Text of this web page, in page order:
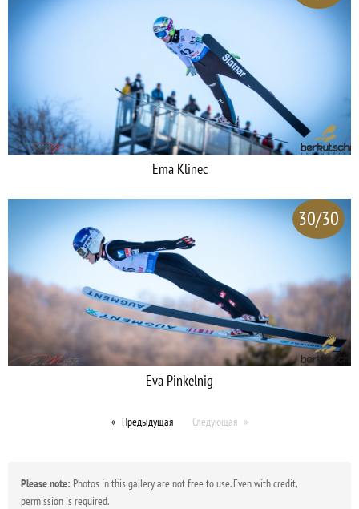
Ema Klinec
30/30
Eva Pinkelnig
Предыдущая Следующая
Please note: Photos in this gallery are not free to use. Even with credit,
permission is required.